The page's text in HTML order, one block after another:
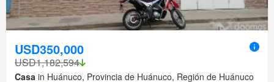
USD350,000
USD1,182,594
Casa in Huánuco, Provincia de Huánuco, Región de Huánuco